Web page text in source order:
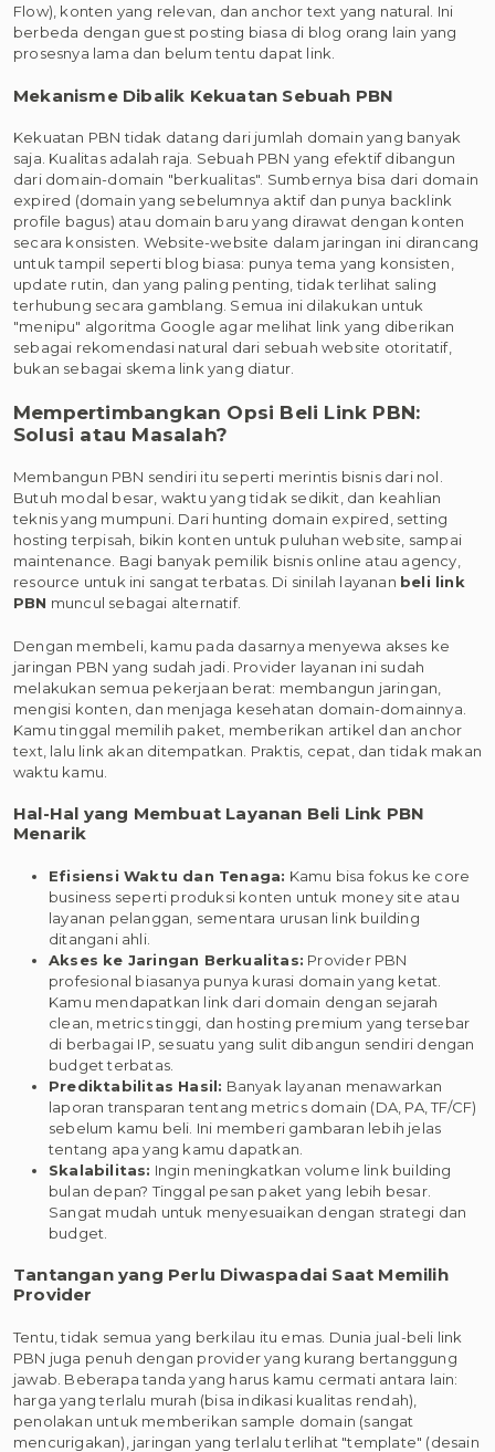
Flow), konten yang relevan, dan anchor text yang natural. Ini
berbeda dengan guest posting biasa di blog orang lain yang
prosesnya lama dan belum tentu dapat link.
Mekanisme Dibalik Kekuatan Sebuah PBN
Kekuatan PBN tidak datang dari jumlah domain yang banyak
saja. Kualitas adalah raja. Sebuah PBN yang efektif dibangun
dari domain-domain "berkualitas". Sumbernya bisa dari domain
expired (domain yang sebelumnya aktif dan punya backlink
profile bagus) atau domain baru yang dirawat dengan konten
secara konsisten. Website-website dalam jaringan ini dirancang
untuk tampil seperti blog biasa: punya tema yang konsisten,
update rutin, dan yang paling penting, tidak terlihat saling
terhubung secara gamblang. Semua ini dilakukan untuk
"menipu" algoritma Google agar melihat link yang diberikan
sebagai rekomendasi natural dari sebuah website otoritatif,
bukan sebagai skema link yang diatur.
Mempertimbangkan Opsi Beli Link PBN:
Solusi atau Masalah?
Membangun PBN sendiri itu seperti merintis bisnis dari nol.
Butuh modal besar, waktu yang tidak sedikit, dan keahlian
teknis yang mumpuni. Dari hunting domain expired, setting
hosting terpisah, bikin konten untuk puluhan website, sampai
maintenance. Bagi banyak pemilik bisnis online atau agency,
resource untuk ini sangat terbatas. Di sinilah layanan beli link
PBN muncul sebagai alternatif.
Dengan membeli, kamu pada dasarnya menyewa akses ke
jaringan PBN yang sudah jadi. Provider layanan ini sudah
melakukan semua pekerjaan berat: membangun jaringan,
mengisi konten, dan menjaga kesehatan domain-domainnya.
Kamu tinggal memilih paket, memberikan artikel dan anchor
text, lalu link akan ditempatkan. Praktis, cepat, dan tidak makan
waktu kamu.
Hal-Hal yang Membuat Layanan Beli Link PBN
Menarik
Efisiensi Waktu dan Tenaga: Kamu bisa fokus ke core
business seperti produksi konten untuk money site atau
layanan pelanggan, sementara urusan link building
ditangani ahli.
Akses ke Jaringan Berkualitas: Provider PBN
profesional biasanya punya kurasi domain yang ketat.
Kamu mendapatkan link dari domain dengan sejarah
clean, metrics tinggi, dan hosting premium yang tersebar
di berbagai IP, sesuatu yang sulit dibangun sendiri dengan
budget terbatas.
Prediktabilitas Hasil: Banyak layanan menawarkan
laporan transparan tentang metrics domain (DA, PA, TF/CF)
sebelum kamu beli. Ini memberi gambaran lebih jelas
tentang apa yang kamu dapatkan.
Skalabilitas: Ingin meningkatkan volume link building
bulan depan? Tinggal pesan paket yang lebih besar.
Sangat mudah untuk menyesuaikan dengan strategi dan
budget.
Tantangan yang Perlu Diwaspadai Saat Memilih
Provider
Tentu, tidak semua yang berkilau itu emas. Dunia jual-beli link
PBN juga penuh dengan provider yang kurang bertanggung
jawab. Beberapa tanda yang harus kamu cermati antara lain:
harga yang terlalu murah (bisa indikasi kualitas rendah),
penolakan untuk memberikan sample domain (sangat
mencurigakan), jaringan yang terlalu terlihat "template" (desain